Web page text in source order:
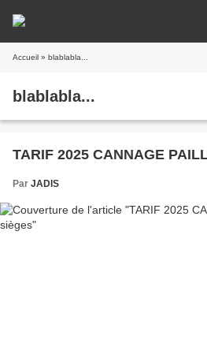
Accueil » blablabla...
blablabla...
TARIF 2025 CANNAGE
Par JADIS